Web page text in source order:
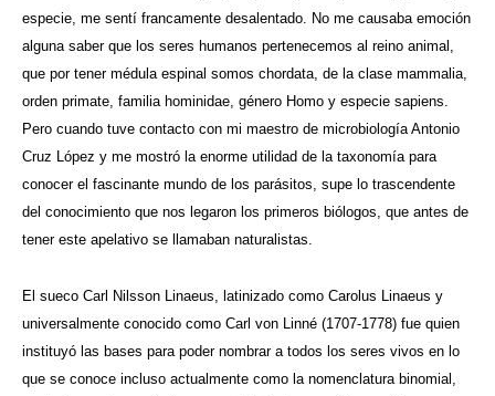
especie, me sentí francamente desalentado. No me causaba emoción
alguna saber que los seres humanos pertenecemos al reino animal,
que por tener médula espinal somos chordata, de la clase mammalia,
orden primate, familia hominidae, género Homo y especie sapiens.
Pero cuando tuve contacto con mi maestro de microbiología Antonio
Cruz López y me mostró la enorme utilidad de la taxonomía para
conocer el fascinante mundo de los parásitos, supe lo trascendente
del conocimiento que nos legaron los primeros biólogos, que antes de
tener este apelativo se llamaban naturalistas.
El sueco Carl Nilsson Linaeus, latinizado como Carolus Linaeus y
universalmente conocido como Carl von Linné (1707-1778) fue quien
instituyó las bases para poder nombrar a todos los seres vivos en lo
que se conoce incluso actualmente como la nomenclatura binomial,